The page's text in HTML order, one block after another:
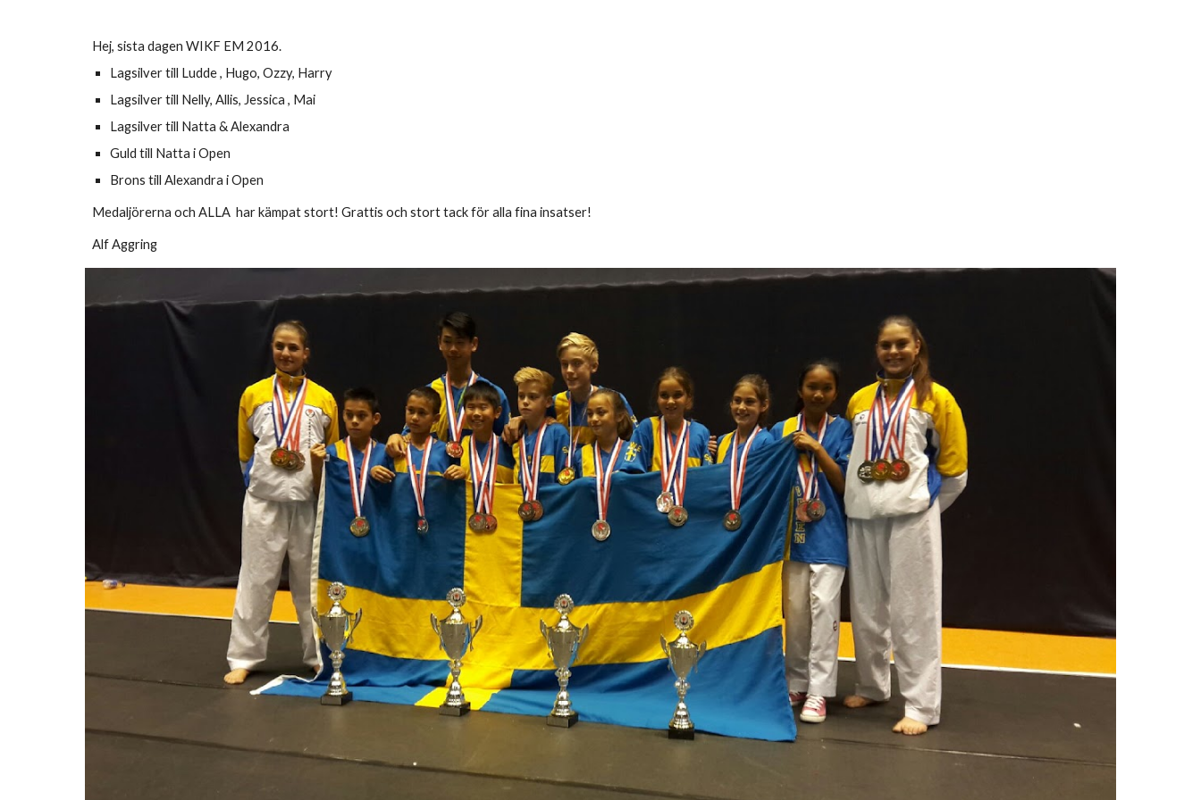
Hej, sista dagen WIKF EM 2016.
Lagsilver till Ludde , Hugo, Ozzy, Harry
Lagsilver till Nelly, Allis, Jessica , Mai
Lagsilver till Natta & Alexandra
Guld till Natta i Open
Brons till Alexandra i Open
Medaljörerna och ALLA har kämpat stort! Grattis och stort tack för alla fina insatser!
Alf Aggring